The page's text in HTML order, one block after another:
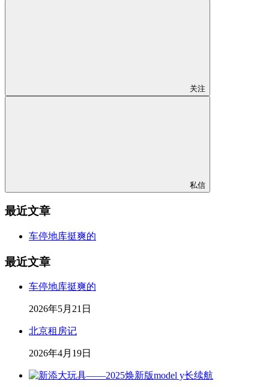
关注
私信
最近文章
车停地库挺爽的
最近文章
车停地库挺爽的
2026年5月21日
北京租房记
2026年4月19日